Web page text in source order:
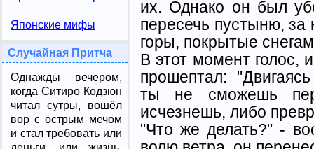
Японские мифы
Случайная Притча
Однажды вечером,
когда Ситиро Кодзюн
читал сутры, вошёл
вор с острым мечом
и стал требовать или
их. Однако он был
пересечь пустыню,
горы, покрытые
В этот момент голос,
прошептал:
ты не сможешь
исчезнешь, либо
"Что же делать?" -